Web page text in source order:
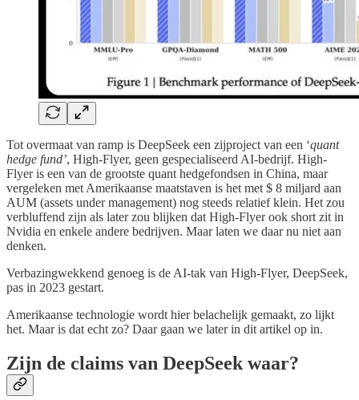
Tot overmaat van ramp is DeepSeek een zijproject van een ‘quant
hedge fund’, High-Flyer, geen gespecialiseerd AI-bedrijf. High-
Flyer is een van de grootste quant hedgefondsen in China, maar
vergeleken met Amerikaanse maatstaven is het met $ 8 miljard aan
AUM (assets under management) nog steeds relatief klein. Het zou
verbluffend zijn als later zou blijken dat High-Flyer ook short zit in
Nvidia en enkele andere bedrijven. Maar laten we daar nu niet aan
denken.
Verbazingwekkend genoeg is de AI-tak van High-Flyer, DeepSeek,
pas in 2023 gestart.
Amerikaanse technologie wordt hier belachelijk gemaakt, zo lijkt
het. Maar is dat echt zo? Daar gaan we later in dit artikel op in.
Zijn de claims van DeepSeek waar?